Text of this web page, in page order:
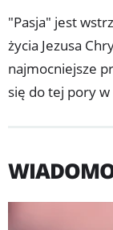
"Pasja" jest
życia Jezusa
najmocniejsze
się do tej pory
podkreślić
dwoma
twórcy przeboju
wywołuje wiele